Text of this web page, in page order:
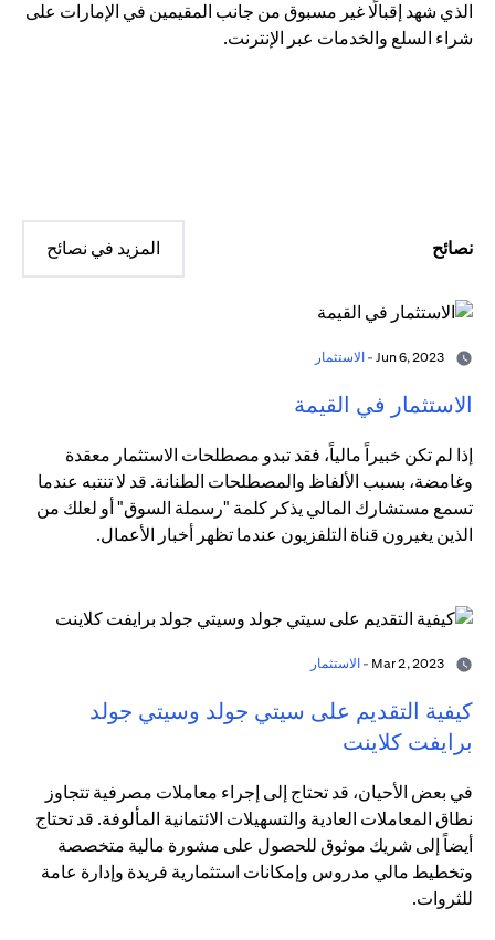
الذي شهد إقبالًا غير مسبوق من جانب المقيمين في الإمارات على
شراء السلع والخدمات عبر الإنترنت.
نصائح المزيد في نصائح
الاستثمار
الاستثمار في القيمة
إذا لم تكن خبيراً مالياً، فقد تبدو مصطلحات الاستثمار معقدة
وغامضة، بسبب الألفاظ والمصطلحات الطنانة. قد لا تنتبه عندما
تسمع مستشارك المالي يذكر كلمة "رسملة السوق" أو لعلك من
الذين يغيرون قناة التلفزيون عندما تظهر أخبار الأعمال.
الاستثمار
كيفية التقديم على سيتي جولد وسيتي جولد
برايفت كلاينت
في بعض الأحيان، قد تحتاج إلى إجراء معاملات مصرفية تتجاوز
نطاق المعاملات العادية والتسهيلات الائتمانية المألوفة. قد تحتاج
أيضاً إلى شريك موثوق للحصول على مشورة مالية متخصصة
وتخطيط مالي مدروس وإمكانات استثمارية فريدة وإدارة عامة
للثروات.